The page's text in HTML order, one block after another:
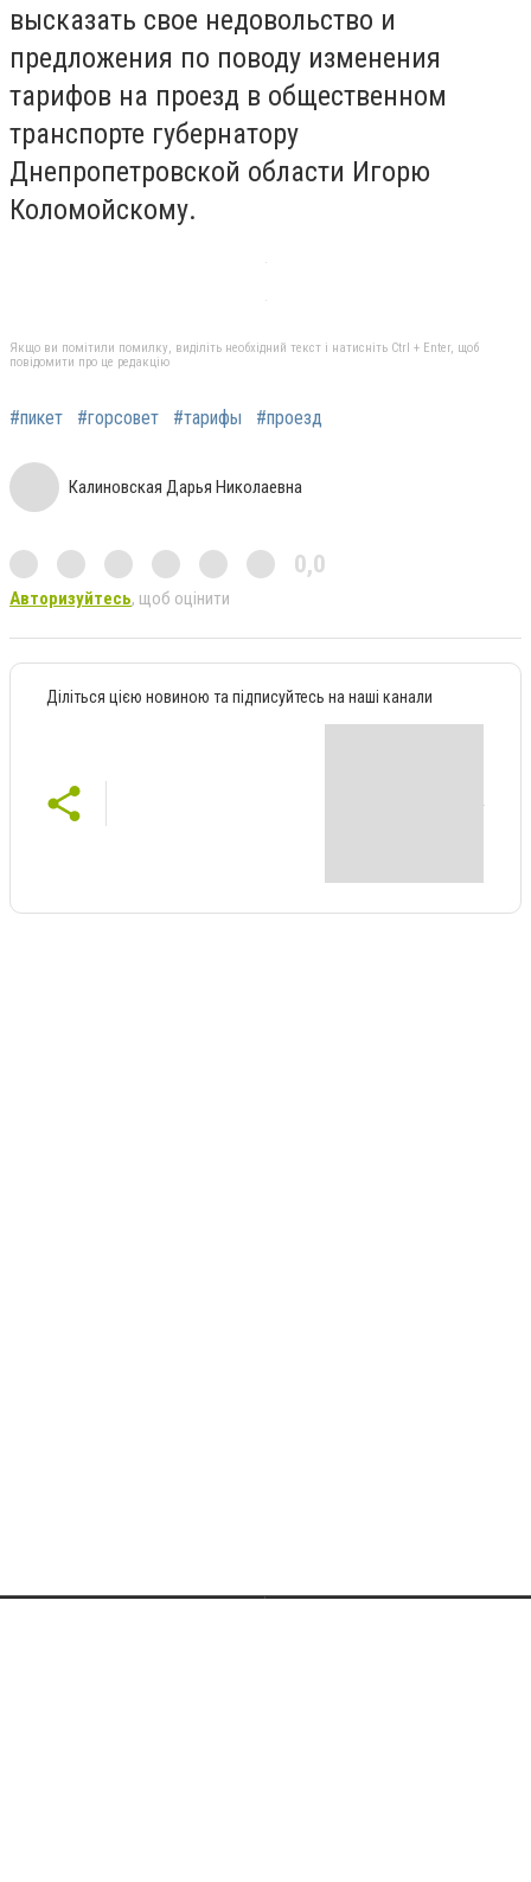
высказать свое недовольство и
предложения по поводу изменения
тарифов на проезд в общественном
транспорте губернатору
Днепропетровской области Игорю
Коломойскому.
Якщо ви помітили помилку, виділіть необхідний текст і натисніть Ctrl + Enter, щоб
повідомити про це редакцію
#пикет #горсовет #тарифы #проезд
Калиновская Дарья Николаевна
0,0
Авторизуйтесь, щоб оцінити
Діліться цією новиною та підписуйтесь на наші канали